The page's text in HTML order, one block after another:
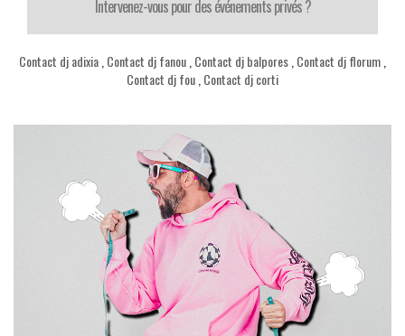
Intervenez-vous pour des événements privés ?
Contact dj adixia Contact dj fanou Contact dj balpores Contact dj florum
Contact dj fou Contact dj corti